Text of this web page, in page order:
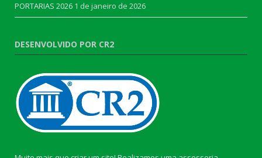
PORTARIAS 2026 1 de janeiro de 2026
DESENVOLVIDO POR CR2